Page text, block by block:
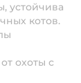
устойчива
котов.
охоты с